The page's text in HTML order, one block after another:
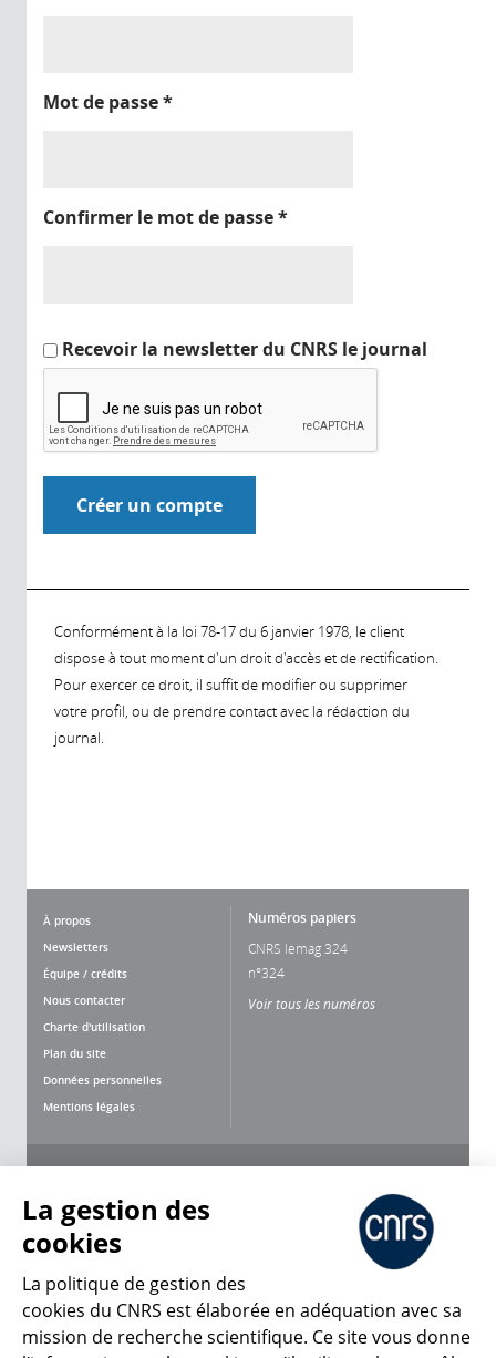
Mot de passe*
Confirmer le mot de passe*
Recevoir la newsletter du CNRS le journal
Conformément à la loi 78-17 du 6 janvier 1978, le client
dispose à tout moment d'un droit d'accès et de rectification.
Pour exercer ce droit, il suffit de modifier ou supprimer
votre profil, ou de prendre contact avec la rédaction du
journal.
À propos
Newsletters
Équipe / crédits
Nous contacter
Charte d'utilisation
Plan du site
Données personnelles
Mentions légales
Numéros papiers
CNRS lemag 324
n°324
Voir tous les numéros
CNRS Le Mag
La gestion des
cookies
La politique de gestion des
cookies du CNRS est élaborée en adéquation avec sa
mission de recherche scientifique. Ce site vous donne